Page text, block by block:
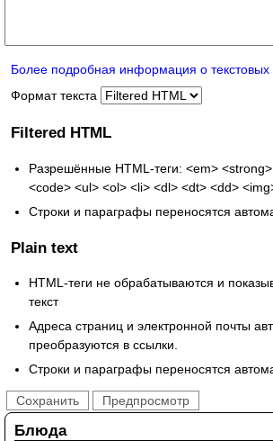
Более подробная информация о
Формат текста
Filtered HTML
Разрешённые HTML-теги: <em>
<code> <ul> <ol> <li> <dl> <dt> <dd>
Строки и параграфы переносятся
Plain text
HTML-теги не обрабатываются и
текст
Адреса страниц и электронной почты
преобразуются в ссылки.
Строки и параграфы переносятся
Блюда